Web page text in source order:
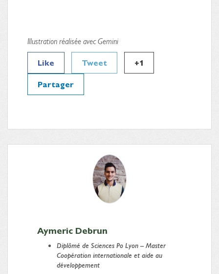
Illustration réalisée avec Gemini
Like
Tweet
+1
Partager
Aymeric Debrun
Diplômé de Sciences Po Lyon – Master
Coopération internationale et aide au
développement